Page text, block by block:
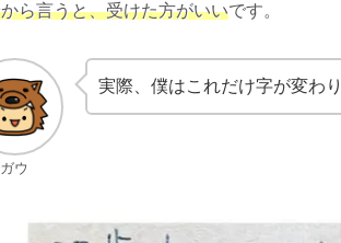
ら言うと、受けた方がいいです。
ガウ
実際、僕はこれだけ字が変わ